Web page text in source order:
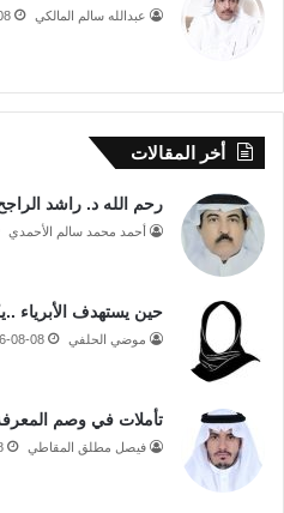
عبدالله سالم المالكي
أخر المقالات
رحم الله د. راشد
أحمد محمد سالم الأحمدي
حين يستهدف الأبرياء
موضي الحلفي 08-08
تأملات في وصم المعرفة
فيصل مطلق المقاطي